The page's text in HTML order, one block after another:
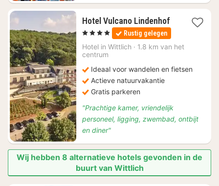
Hotel Vulcano Lindenhof1
nacht
vanaf
€
, 4 Sterren Rustig gelegen
Hotel in Wittlich · 1.8 km van het
centrum
Ideaal voor wandelen en fietsen
Actieve natuurvakantie
Gratis parkeren
"Prachtige kamer, vriendelijk
personeel, ligging, zwembad, ontbijt
en diner"
Wij hebben 8 alternatieve hotels gevonden in de
buurt van Wittlich